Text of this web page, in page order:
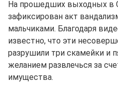
На прошедших выходных в
зафиксирован акт
мальчиками. Благодаря
известно, что эти
разрушили три скамейки и
желанием развлечься за
имущества.